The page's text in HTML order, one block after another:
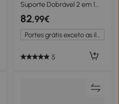
Suporte Dobrável 2 em 1
Estendal com Barra
Estrutura de Aço para
Jardim 270x100x94 cm
Multicolor
82,99€
5